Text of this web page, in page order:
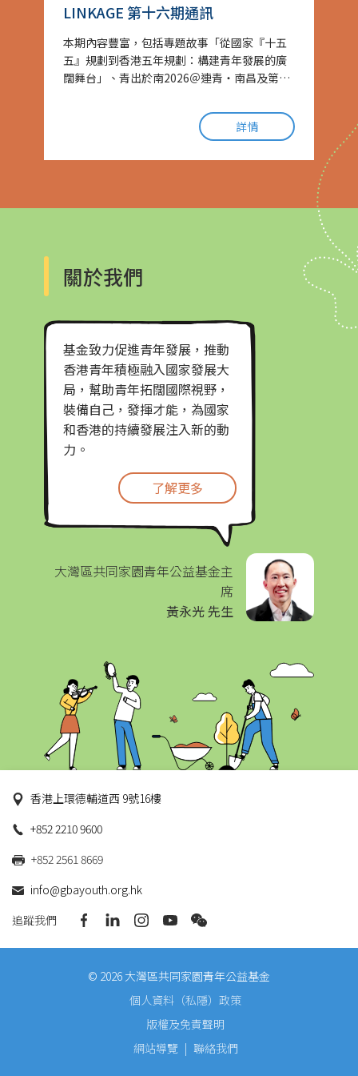
LINKAGE 第十六期通訊
本期內容豐富，包括專題故事「從國家『十五
五』規劃到香港五年規劃：構建青年發展的廣
闊舞台」、青出於南2026＠連青‧南昌及第六
詳情
關於我們
大灣區共同家園青年公益基金主
席
黃永光 先生
基金致力促進青年發展，推動
香港青年積極融入國家發展大
局，幫助青年拓闊國際視野，
裝備自己，發揮才能，為國家
和香港的持續發展注入新的動
力。
了解更多
香港上環德輔道西 9號16樓
+852 2210 9600
+852 2561 8669
info@gbayouth.org.hk
追蹤我們
© 2026 大灣區共同家園青年公益基金
個人資料（私隱）政策
版權及免責聲明
網站導覽 | 聯絡我們